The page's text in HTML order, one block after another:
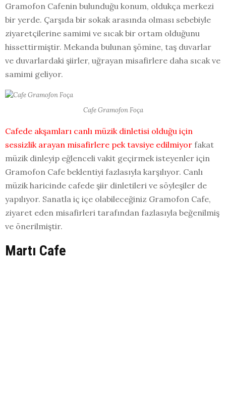
Gramofon Cafenin bulunduğu konum, oldukça merkezi
bir yerde. Çarşıda bir sokak arasında olması sebebiyle
ziyaretçilerine samimi ve sıcak bir ortam olduğunu
hissettirmiştir. Mekanda bulunan şömine, taş duvarlar
ve duvarlardaki şiirler, uğrayan misafirlere daha sıcak ve
samimi geliyor.
Cafe Gramofon Foça
Cafede akşamları canlı müzik dinletisi olduğu için
sessizlik arayan misafirlere pek tavsiye edilmiyor fakat
müzik dinleyip eğlenceli vakit geçirmek isteyenler için
Gramofon Cafe beklentiyi fazlasıyla karşılıyor. Canlı
müzik haricinde cafede şiir dinletileri ve söyleşiler de
yapılıyor. Sanatla iç içe olabileceğiniz Gramofon Cafe,
ziyaret eden misafirleri tarafından fazlasıyla beğenilmiş
ve önerilmiştir.
Martı Cafe